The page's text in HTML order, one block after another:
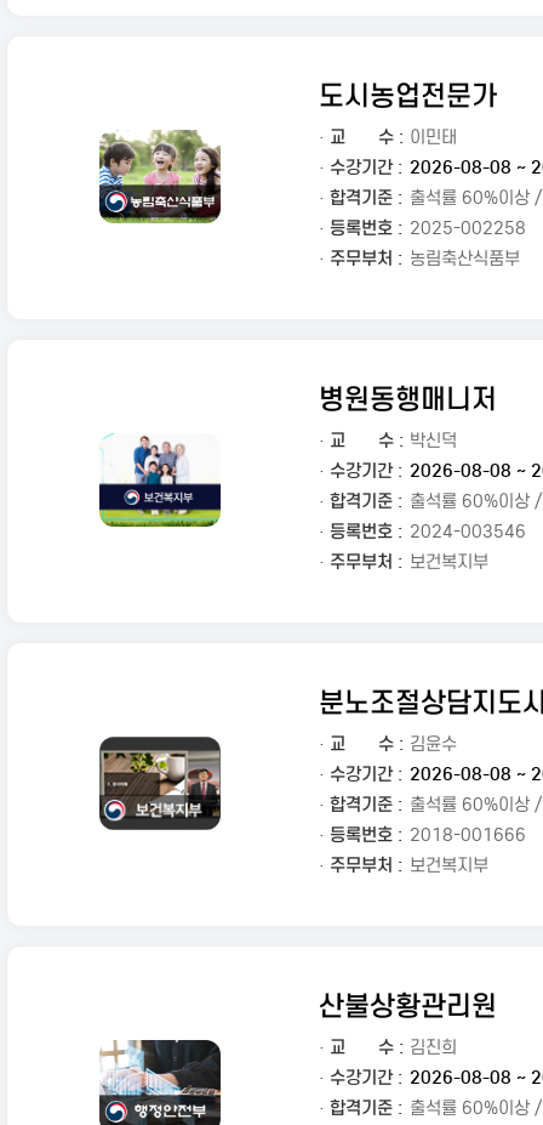
도시농업전문가
· 교 수 : 이민태
· 수강기간 : 2026-08-08 ~
· 합격기준 : 출석률 60%이상
· 등록번호 : 2025-002258
· 주무부처 : 농림축산식품부
병원동행매니저
· 교 수 : 박신덕
· 수강기간 : 2026-08-08 ~
· 합격기준 : 출석률 60%이상
· 등록번호 : 2024-003546
· 주무부처 : 보건복지부
분노조절상담지도
· 교 수 : 김윤수
· 수강기간 : 2026-08-08 ~
· 합격기준 : 출석률 60%이상
· 등록번호 : 2018-001666
· 주무부처 : 보건복지부
산불상황관리원
· 교 수 : 김진희
· 수강기간 : 2026-08-08 ~
· 합격기준 : 출석률 60%이상